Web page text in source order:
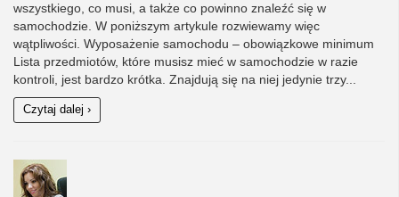
wszystkiego, co musi, a także co powinno znaleźć się w
samochodzie. W poniższym artykule rozwiewamy więc
wątpliwości. Wyposażenie samochodu – obowiązkowe minimum
Lista przedmiotów, które musisz mieć w samochodzie w razie
kontroli, jest bardzo krótka. Znajdują się na niej jedynie trzy...
Czytaj dalej ›